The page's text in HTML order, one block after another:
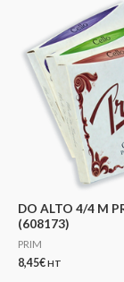
DO ALTO 4/4 M
(608173)
PRIM
8,45€HT